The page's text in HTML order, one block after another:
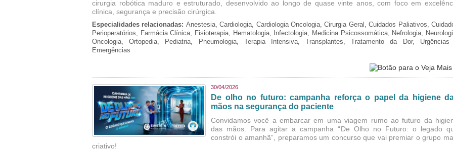
cirurgia robótica maduro e estruturado, desenvolvido ao longo de quase vinte anos, com foco em
clínica, segurança e precisão cirúrgica.
Especialidades relacionadas: Anestesia, Cardiologia, Cardiologia Oncologia, Cirurgia Geral, Cuidados Paliativos,
Perioperatórios, Farmácia Clínica, Fisioterapia, Hematologia, Infectologia, Medicina Psicossomática, Nefrologia,
Oncologia, Ortopedia, Pediatria, Pneumologia, Terapia Intensiva, Transplantes, Tratamento da Dor,
Emergências
30/04/2026
De olho no futuro: campanha reforça o papel da higiene
mãos na segurança do paciente
Convidamos você a embarcar em uma viagem rumo ao futuro da
das mãos. Para agitar a campanha “De Olho no Futuro: o legado
constrói o amanhã”, preparamos um concurso que vai premiar o grupo
criativo!